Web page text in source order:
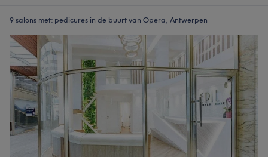
9 salons met: pedicures in de buurt van Opera, Antwerpen